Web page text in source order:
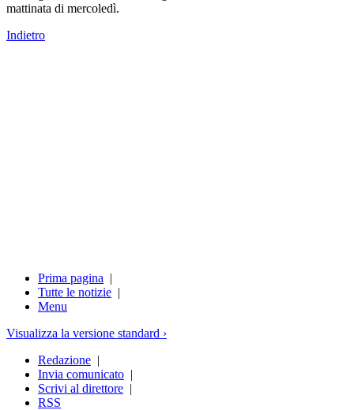
mattinata di mercoledì.
Indietro
Prima pagina |
Tutte le notizie |
Menu
Visualizza la versione standard ›
Redazione |
Invia comunicato |
Scrivi al direttore |
RSS